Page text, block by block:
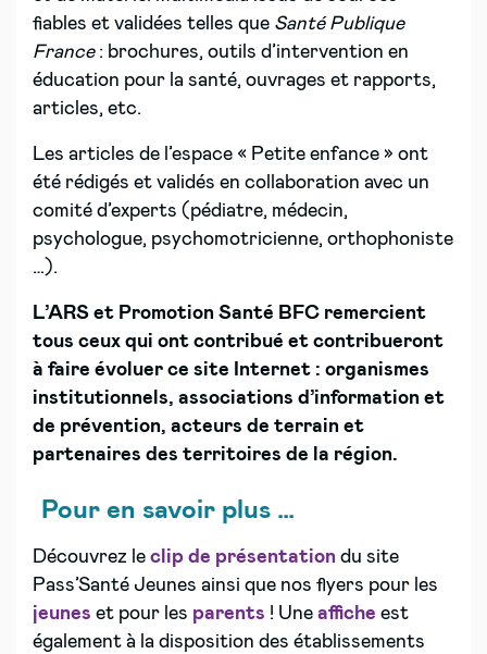
fiables et validées telles que Santé Publique
France : brochures, outils d’intervention en
éducation pour la santé, ouvrages et rapports,
articles, etc.
Les articles de l’espace « Petite enfance » ont
été rédigés et validés en collaboration avec un
comité d’experts (pédiatre, médecin,
psychologue, psychomotricienne, orthophoniste
…).
L’ARS et Promotion Santé BFC remercient
tous ceux qui ont contribué et contribueront
à faire évoluer ce site Internet : organismes
institutionnels, associations d’information et
de prévention, acteurs de terrain et
partenaires des territoires de la région.
Pour en savoir plus …
Découvrez le clip de présentation du site
Pass’Santé Jeunes ainsi que nos flyers pour les
jeunes et pour les parents ! Une affiche est
également à la disposition des établissements